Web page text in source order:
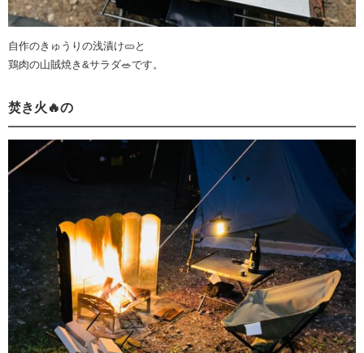
自作のきゅうりの浅漬け🥒と
鶏肉の山賊焼き&サラダ🥗です。
焚き火🔥の